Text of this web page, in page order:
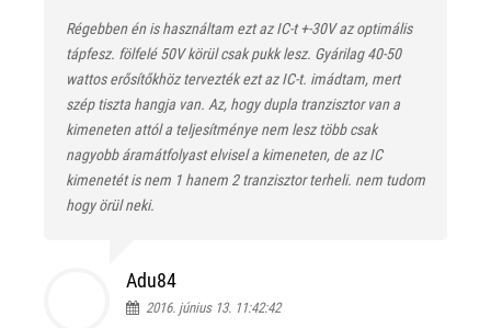
Régebben én is használtam ezt az IC-t +-30V az optimális
tápfesz. fölfelé 50V körül csak pukk lesz. Gyárilag 40-50
wattos erősítőkhöz tervezték ezt az IC-t. imádtam, mert
szép tiszta hangja van. Az, hogy dupla tranzisztor van a
kimeneten attól a teljesítménye nem lesz több csak
nagyobb áramátfolyast elvisel a kimeneten, de az IC
kimenetét is nem 1 hanem 2 tranzisztor terheli. nem tudom
hogy örül neki.
Adu84
2016. június 13. 11:42:42